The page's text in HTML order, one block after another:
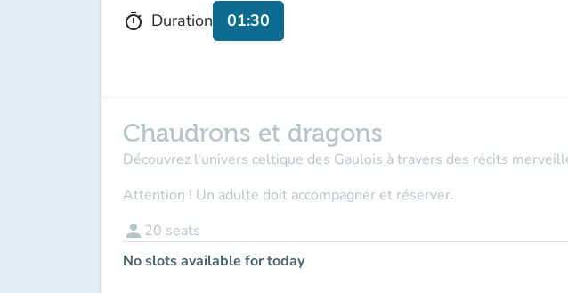
timer Duration 01:30
Chaudrons et dragons
Découvrez l'univers celtique des Gaulois à travers des récits
Attention ! Un adulte doit accompagner et réserver.
person 20 seats
No slots available for today